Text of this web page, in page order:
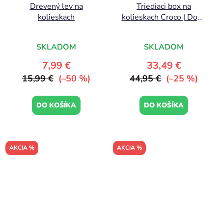
Drevený lev na
kolieskach
SKLADOM
7,99 €
15,99 € (–50 %)
DO KOŠÍKA
Triediaci box na
kolieskach Croco | Done
SKLADOM
33,49 €
44,95 € (–25 %)
DO KOŠÍKA
AKCIA % AKCIA %